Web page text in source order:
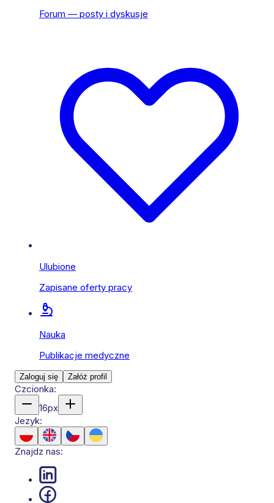
Forum — posty i dyskusje
Ulubione
Zapisane oferty pracy
Nauka
Publikacje medyczne
Zaloguj się Załóż profil
Czcionka:
16px
Jezyk:
Znajdz nas: